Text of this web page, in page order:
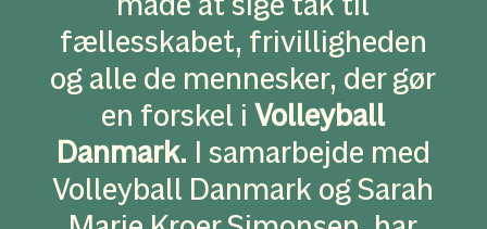
fællesskabet, frivilligheden
og alle de mennesker, der gør
en forskel iVolleyball
Danmark. I samarbejde med
Volleyball Danmark og Sarah